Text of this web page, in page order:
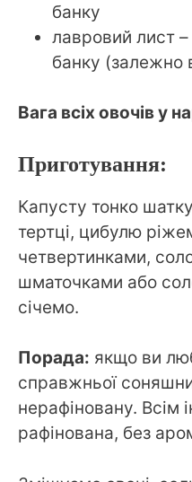
банку
лавровий лист
банку (залежно
Вага всіх овочів у
Приготування:
Капусту тонко
тертці, цибулю
четвертинками,
шматочками або
січемо.
Порада: якщо ви
справжньої
нерафіновану. Всім
рафінована, без